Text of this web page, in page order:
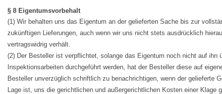
§ 8 Eigentumsvorbehalt
(1) Wir behalten uns das Eigentum an der gelieferten Sache bis zur
zukünftigen Lieferungen, auch wenn wir uns nicht stets ausdrücklich
vertragswidrig verhält.
(2) Der Besteller ist verpflichtet, solange das Eigentum noch nicht auf
Inspektionsarbeiten durchgeführt werden, hat der Besteller diese auf
Besteller unverzüglich schriftlich zu benachrichtigen, wenn der gelieferte
Lage ist, uns die gerichtlichen und außergerichtlichen Kosten einer